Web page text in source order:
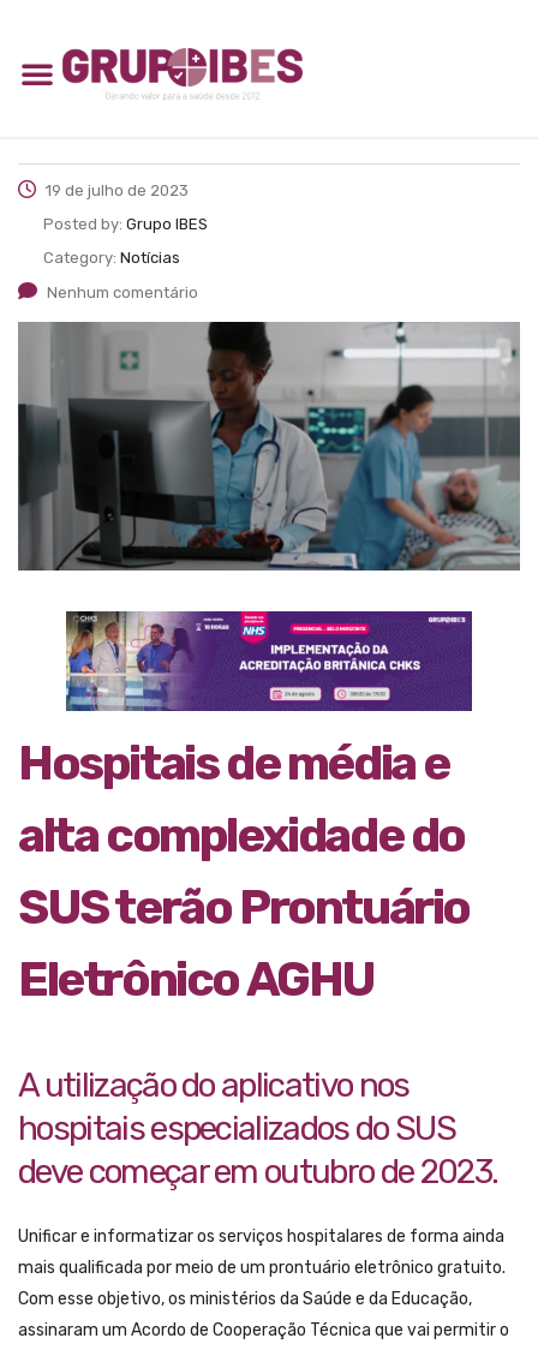
19 de julho de 2023
Posted by: Grupo IBES
Category: Notícias
Nenhum comentário
Hospitais de média e
alta complexidade do
SUS terão Prontuário
Eletrônico AGHU
A utilização do aplicativo nos
hospitais especializados do SUS
deve começar em outubro de 2023.
Unificar e informatizar os serviços hospitalares de forma ainda
mais qualificada por meio de um prontuário eletrônico gratuito.
Com esse objetivo, os ministérios da Saúde e da Educação,
assinaram um Acordo de Cooperação Técnica que vai permitir o